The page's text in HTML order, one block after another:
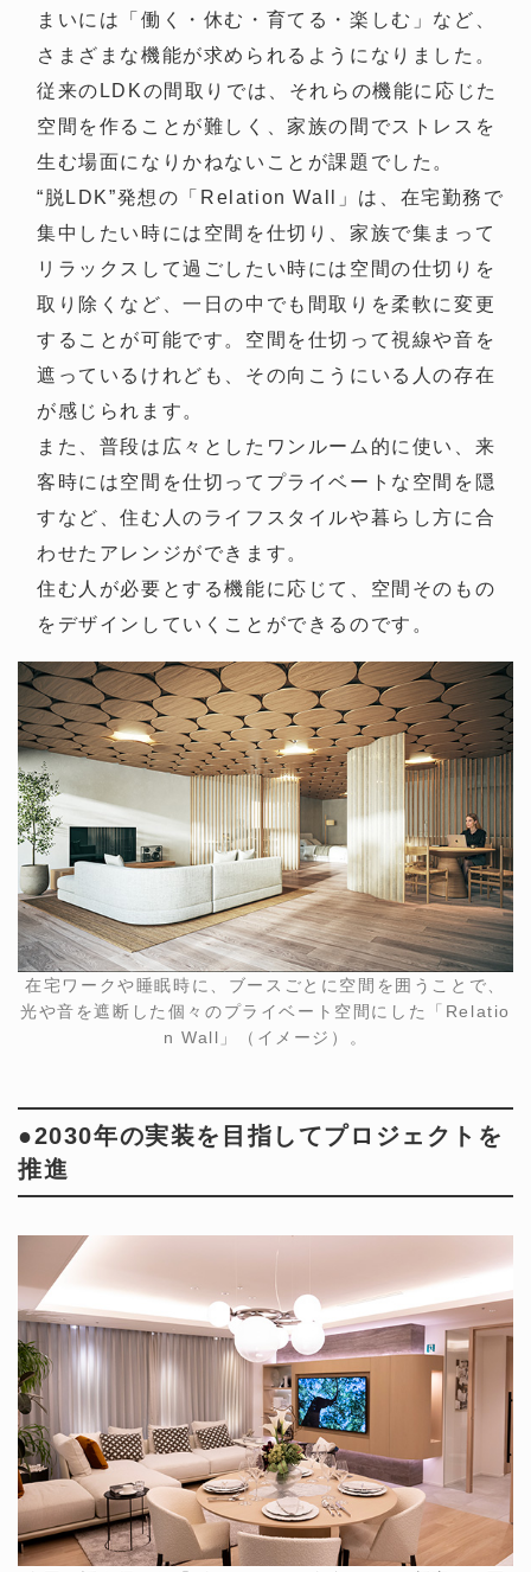
まいには「働く・休む・育てる・楽しむ」など、
さまざまな機能が求められるようになりました。
従来のLDKの間取りでは、それらの機能に応じた
空間を作ることが難しく、家族の間でストレスを
生む場面になりかねないことが課題でした。
“脱LDK”発想の「Relation Wall」は、在宅勤務で
集中したい時には空間を仕切り、家族で集まって
リラックスして過ごしたい時には空間の仕切りを
取り除くなど、一日の中でも間取りを柔軟に変更
することが可能です。空間を仕切って視線や音を
遮っているけれども、その向こうにいる人の存在
が感じられます。
また、普段は広々としたワンルーム的に使い、来
客時には空間を仕切ってプライベートな空間を隠
すなど、住む人のライフスタイルや暮らし方に合
わせたアレンジができます。
住む人が必要とする機能に応じて、空間そのもの
をデザインしていくことができるのです。
在宅ワークや睡眠時に、ブースごとに空間を囲うことで、
光や音を遮断した個々のプライベート空間にした「Relatio
n Wall」（イメージ）。
●2030年の実装を目指してプロジェクトを
推進